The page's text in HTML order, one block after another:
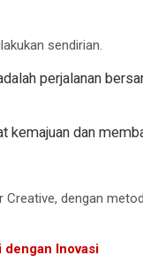
sendirian.
perjalanan
dan
dengan
dengan Inovasi